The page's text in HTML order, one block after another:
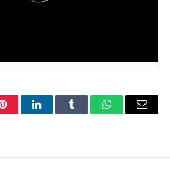
PinterestLinkedInTumblr WhatsAppEmail